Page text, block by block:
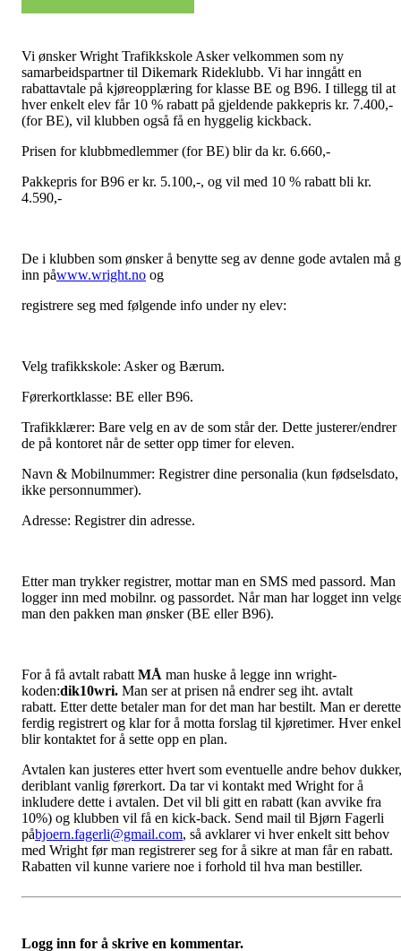
Vi ønsker Wright Trafikkskole Asker velkommen som ny
samarbeidspartner til Dikemark Rideklubb. Vi har inngått en
rabattavtale på kjøreopplæring for klasse BE og B96. I tillegg til at
hver enkelt elev får 10 % rabatt på gjeldende pakkepris kr. 7.400,-
(for BE), vil klubben også få en hyggelig kickback.
Prisen for klubbmedlemmer (for BE) blir da kr. 6.660,-
Pakkepris for B96 er kr. 5.100,-, og vil med 10 % rabatt bli kr.
4.590,-
De i klubben som ønsker å benytte seg av denne gode avtalen må
inn påwww.wright.no og
registrere seg med følgende info under ny elev:
Velg trafikkskole: Asker og Bærum.
Førerkortklasse: BE eller B96.
Trafikklærer: Bare velg en av de som står der. Dette justerer/endrer
de på kontoret når de setter opp timer for eleven.
Navn & Mobilnummer: Registrer dine personalia (kun fødselsdato,
ikke personnummer).
Adresse: Registrer din adresse.
Etter man trykker registrer, mottar man en SMS med passord. Man
logger inn med mobilnr. og passordet. Når man har logget inn
man den pakken man ønsker (BE eller B96).
For å få avtalt rabatt MÅ man huske å legge inn wright-
koden:dik10wri. Man ser at prisen nå endrer seg iht. avtalt
rabatt. Etter dette betaler man for det man har bestilt. Man er
ferdig registrert og klar for å motta forslag til kjøretimer. Hver
blir kontaktet for å sette opp en plan.
Avtalen kan justeres etter hvert som eventuelle andre behov dukker,
deriblant vanlig førerkort. Da tar vi kontakt med Wright for å
inkludere dette i avtalen. Det vil bli gitt en rabatt (kan avvike fra
10%) og klubben vil få en kick-back. Send mail til Bjørn Fagerli
påbjoern.fagerli@gmail.com, så avklarer vi hver enkelt sitt behov
med Wright før man registrerer seg for å sikre at man får en rabatt.
Rabatten vil kunne variere noe i forhold til hva man bestiller.
Logg inn for å skrive en kommentar.